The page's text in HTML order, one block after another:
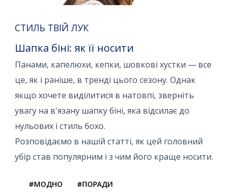
СТИЛЬ ТВІЙ ЛУК
Шапка біні: як її носити
Панами, капелюхи, кепки, шовкові хустки — все
це, як і раніше, в тренді цього сезону. Однак
якщо хочете виділитися в натовпі, зверніть
увагу на в'язану шапку біні, яка відсилає до
нульових і стиль бохо.
Розповідаємо в нашій статті, як цей головний
убір став популярним і з чим його краще носити.
#МОДНО #ПОРАДИ